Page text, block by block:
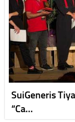
SuiGeneris
“Ca…